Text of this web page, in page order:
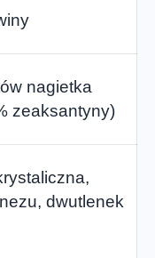
nagietka
zeaksantyny)
dwutlenek